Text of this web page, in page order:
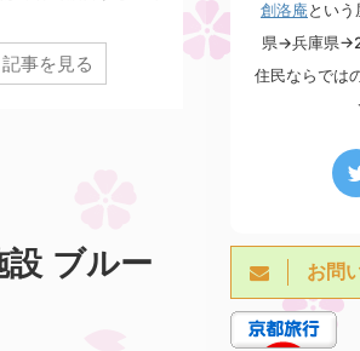
メ、膳處漢 ぽっちりの
豚まん」 例年、店の前
発生し購入まで長いと
されました。 今年
ンライン整理券になっ
記事を見る
祭・還幸祭の神輿渡
している稚児で、
である素戔嗚尊の荒
上久世の綾戸國中
れます。 綾戸國中
物の形をした「駒
祭・還幸祭ではこ
り下げた稚児が神輿
社の神輿は荒御魂
ば神社から神輿を
はならぬ。もし駒
て神輿を動かせば必
し、人々が大いに苦
記事を
ブルー
創洛庵 とい
県→兵庫県
住民ならでは
お問